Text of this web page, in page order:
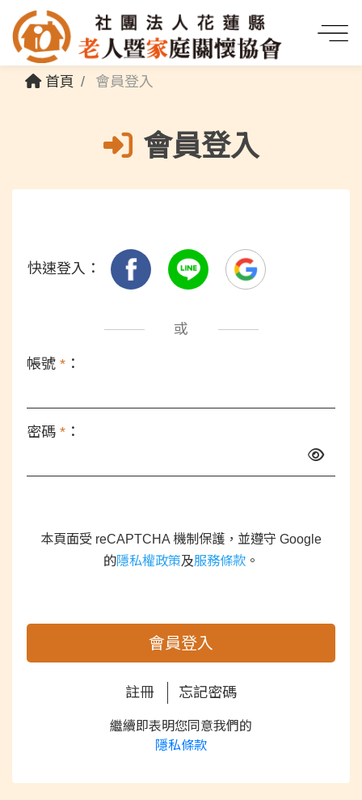
首頁 會員登入
會員登入
快速登入：
或
帳號 * ：
密碼 * ：
本頁面受 reCAPTCHA 機制保護，並遵守 Google
的隱私權政策及服務條款 。
會員登入
註冊 忘記密碼
繼續即表明您同意我們的
隱私條款